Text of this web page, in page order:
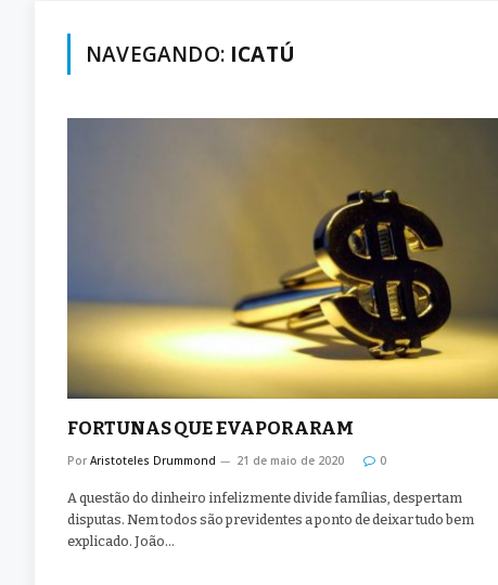
NAVEGANDO: ICATÚ
FORTUNAS QUE EVAPORARAM
Por Aristoteles Drummond 21 de maio de 2020 0
A questão do dinheiro infelizmente divide famílias, despertam
disputas. Nem todos são previdentes a ponto de deixar tudo bem
explicado. João…